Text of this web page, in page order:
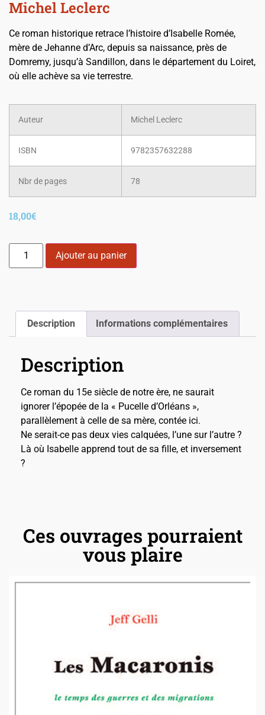
Michel Leclerc
Ce roman historique retrace l’histoire d’Isabelle Romée,
mère de Jehanne d’Arc, depuis sa naissance, près de
Domremy, jusqu’à Sandillon, dans le département du Loiret,
où elle achève sa vie terrestre.
Auteur Michel Leclerc
ISBN 9782357632288
Nbr de pages 78
18,00€
Ajouter au panier
Description Informations complémentaires
Description
Ce roman du 15e siècle de notre ère, ne saurait
ignorer l’épopée de la « Pucelle d’Orléans »,
parallèlement à celle de sa mère, contée ici.
Ne serait-ce pas deux vies calquées, l’une sur l’autre ?
Là où Isabelle apprend tout de sa fille, et inversement
?
Ces ouvrages pourraient
vous plaire